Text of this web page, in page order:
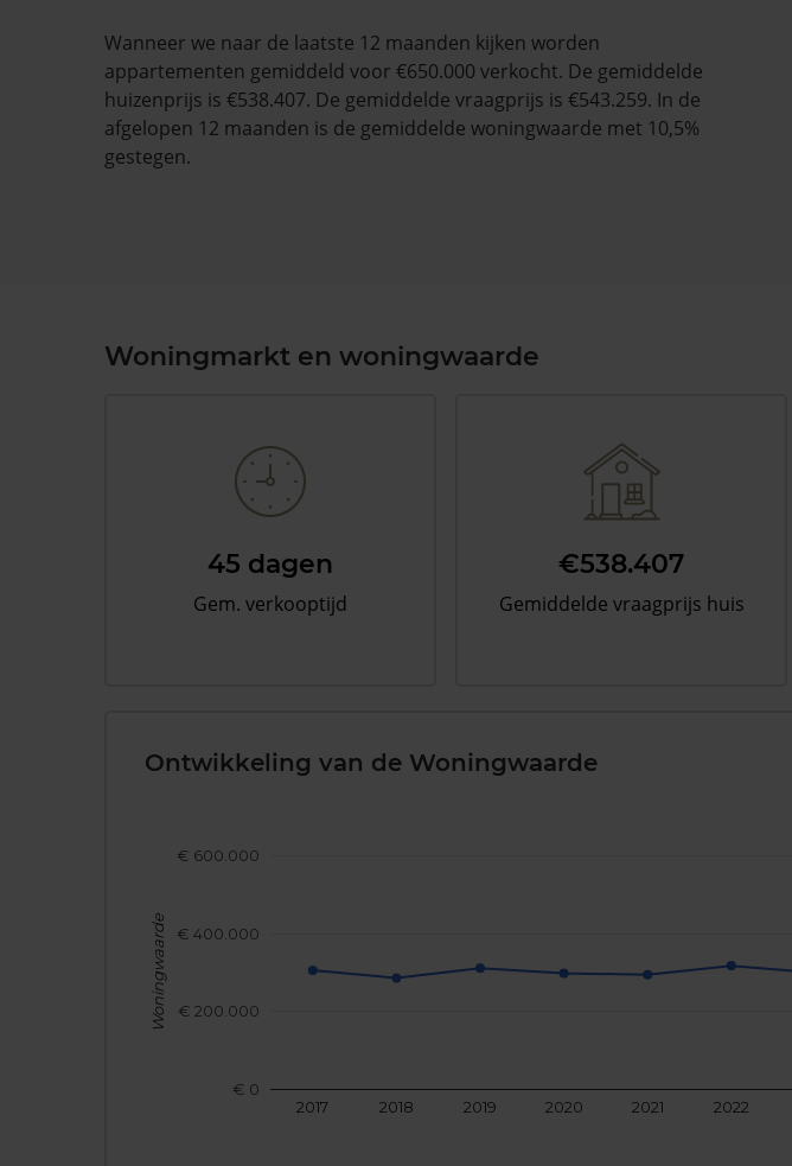
Wanneer we naar de laatste 12 maanden kijken worden
appartementen gemiddeld voor €650.000 verkocht. De gemiddelde
huizenprijs is €538.407. De gemiddelde vraagprijs is €543.259. In de
afgelopen 12 maanden is de gemiddelde woningwaarde met 10,5%
gestegen.
Woningmarkt en woningwaarde
45 dagen
Gem. verkooptijd
€538.407
Gemiddelde vraagprijs huis
Ontwikkeling van de Woningwaarde
2017 2018 2019 2020 2021 2022
€ 0
€ 200.000
€ 400.000
€ 600.000
Woningwaarde